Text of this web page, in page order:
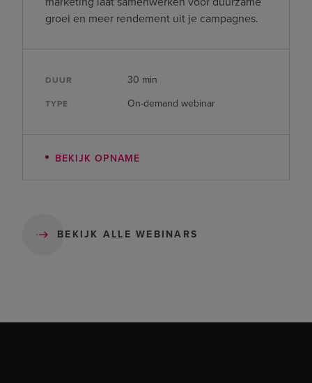
groei en meer rendement uit je campagnes.
DUUR 30 min
TYPE On-demand webinar
BEKIJK OPNAME
BEKIJK ALLE WEBINARS